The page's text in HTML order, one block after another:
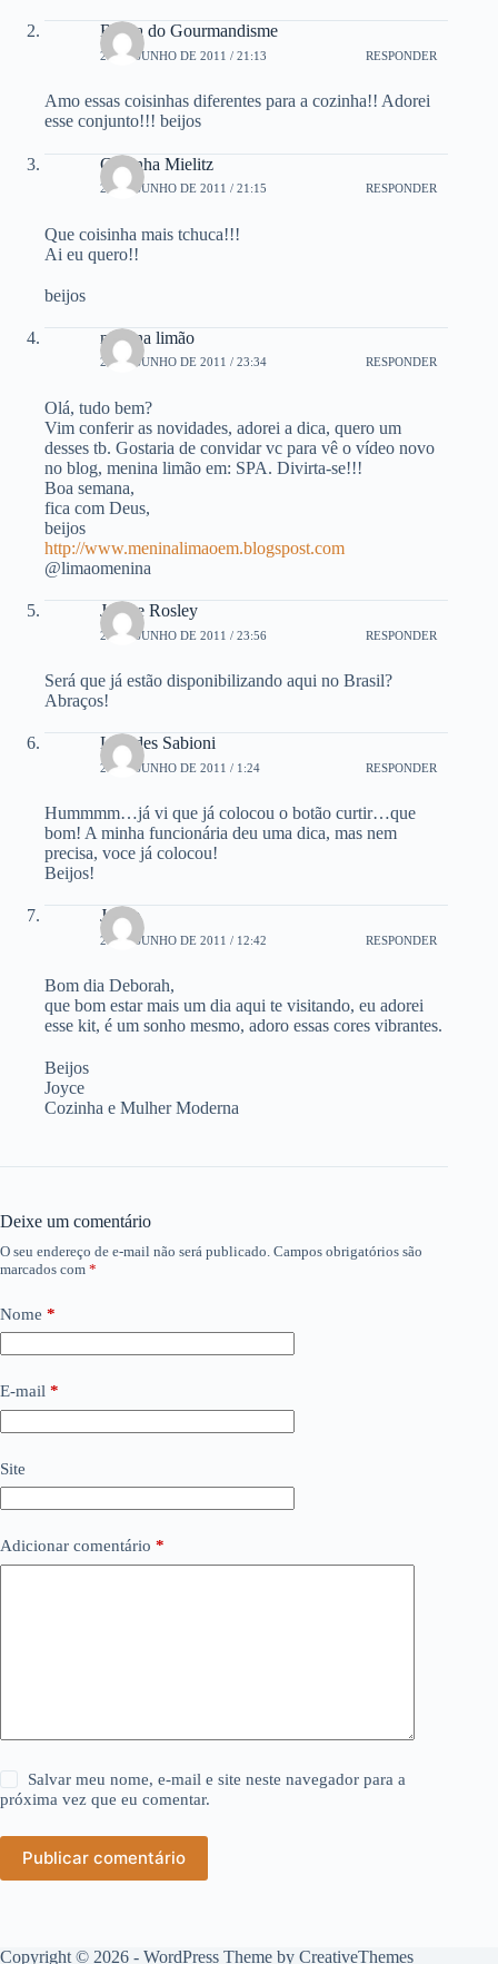
Bruna do Gourmandisme
20 DE JUNHO DE 2011 / 21:13 RESPONDER
Amo essas coisinhas diferentes para a cozinha!! Adorei
esse conjunto!!! beijos
Carlinha Mielitz
20 DE JUNHO DE 2011 / 21:15 RESPONDER
Que coisinha mais tchuca!!!
Ai eu quero!!
beijos
menina limão
20 DE JUNHO DE 2011 / 23:34 RESPONDER
Olá, tudo bem?
Vim conferir as novidades, adorei a dica, quero um
desses tb. Gostaria de convidar vc para vê o vídeo novo
no blog, menina limão em: SPA. Divirta-se!!!
Boa semana,
fica com Deus,
beijos
http://www.meninalimaoem.blogspost.com
@limaomenina
Jotta e Rosley
20 DE JUNHO DE 2011 / 23:56 RESPONDER
Será que já estão disponibilizando aqui no Brasil?
Abraços!
Lourdes Sabioni
21 DE JUNHO DE 2011 / 1:24 RESPONDER
Hummmm…já vi que já colocou o botão curtir…que
bom! A minha funcionária deu uma dica, mas nem
precisa, voce já colocou!
Beijos!
Joyce
21 DE JUNHO DE 2011 / 12:42 RESPONDER
Bom dia Deborah,
que bom estar mais um dia aqui te visitando, eu adorei
esse kit, é um sonho mesmo, adoro essas cores vibrantes.
Beijos
Joyce
Cozinha e Mulher Moderna
Deixe um comentário
O seu endereço de e-mail não será publicado. Campos obrigatórios são
marcados com *
Nome *
E-mail *
Site
Adicionar comentário *
Salvar meu nome, e-mail e site neste navegador para a
próxima vez que eu comentar.
Publicar comentário
Copyright © 2026 - WordPress Theme by CreativeThemes